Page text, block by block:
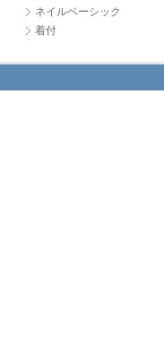
ネイルベーシック
着付